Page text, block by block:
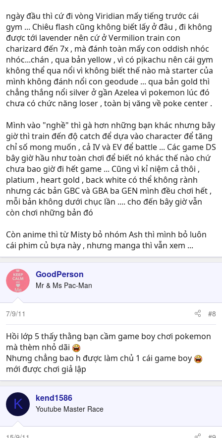
ngày đầu thì cứ đi vòng Viridian mấy tiếng trước cái
gym ... Chiêu flash cũng không biết lấy ở đâu , đi không
được tới lavender nên cứ ở Vermilion train con
charizard đến 7x , mà đánh toàn mấy con oddish nhóc
nhóc...chán , qua bản yellow , vì có pịkachu nên cái gym
không thể qua nổi vì không biết thế nào mà starter của
mình không đánh nổi con geodude ... qua bản gold thì
chẳng thắng nổi silver ở gần Azelea vì pokemon lúc đó
chưa có chức năng loser , toàn bị văng về poke center .
Mình vào "nghề" thì gà hơn những bạn khác nhưng bây
giờ thì train đến độ catch để dựa vào character để tăng
chỉ số mong muốn , cả IV và EV để battle ... Các game DS
bây giờ hầu như toàn chơi để biết nó khác thế nào chứ
chưa bao giờ đi hết game ... Cũng vì kỉ niệm cả thôi ,
platium , heart gold , back white có thể không rành
nhưng các bản GBC và GBA ba GEN mình đều chơi hết ,
mỗi bản không dưới chục lần .... cho đến bây giờ vẫn
còn chơi những bản đó
Còn anime thì từ Misty bỏ nhóm Ash thì mình bỏ luôn
cái phim củ bựa này , nhưng manga thì vẫn xem ...
GoodPerson
Mr & Ms Pac-Man
7/9/11 #8
Hồi lớp 5 thấy thằng bạn cầm game boy chơi pokemon
mà thèm nhỏ dãi
Nhưng chẳng bao h được làm chủ 1 cái game boy
mới được chơi giả lập
K kend1586
Youtube Master Race